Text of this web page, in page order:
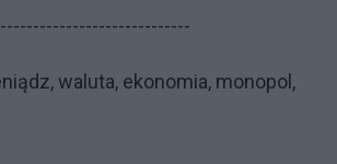
waluta, ekonomia, monopol,